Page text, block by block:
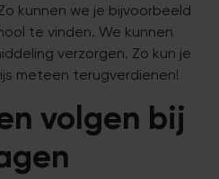
kunnen we je bijvoorbeeld
te vinden. We kunnen
verzorgen. Zo kun je
meteen terugverdienen!
volgen bij